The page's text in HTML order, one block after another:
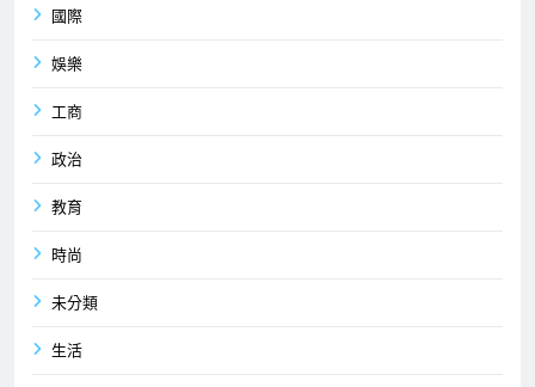
國際
娛樂
工商
政治
教育
時尚
未分類
生活